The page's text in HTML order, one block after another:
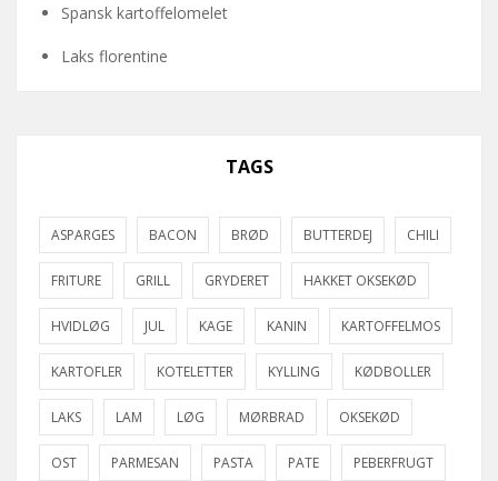
Spansk kartoffelomelet
Laks florentine
TAGS
ASPARGES BACON BRØD BUTTERDEJ CHILI
FRITURE GRILL GRYDERET HAKKET OKSEKØD
HVIDLØG JUL KAGE KANIN KARTOFFELMOS
KARTOFLER KOTELETTER KYLLING KØDBOLLER
LAKS LAM LØG MØRBRAD OKSEKØD
OST PARMESAN PASTA PATE PEBERFRUGT